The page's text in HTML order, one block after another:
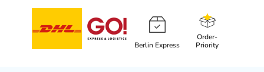
Berlin Express
Order-
Priority